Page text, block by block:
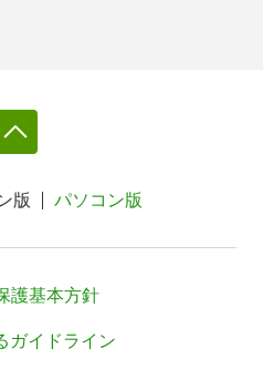
版 パソコン版
護基本方針
ガイドライン